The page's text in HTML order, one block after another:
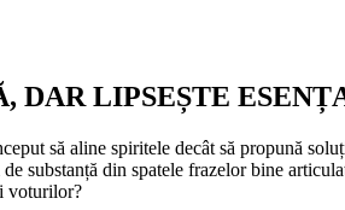
DAR LIPSEȘTE
să aline spiritele decât să propună
substanță din spatele frazelor bine
voturilor?